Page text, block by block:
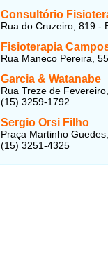
Consultório
Rua do Cruzeiro, 819 -
Fisioterapia
Rua Maneco Pereira,
Garcia & Watanabe
Rua Treze de
(15) 3259-1792
Sergio Orsi Filho
Praça Martinho
(15) 3251-4325